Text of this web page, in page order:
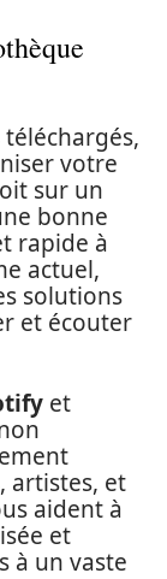
votre
sur un
bonne
rapide à
actuel,
solutions
et écouter
et
artistes, et
aident à
et
à un vaste